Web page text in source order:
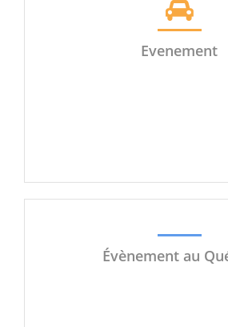
Evenement
Évènement au